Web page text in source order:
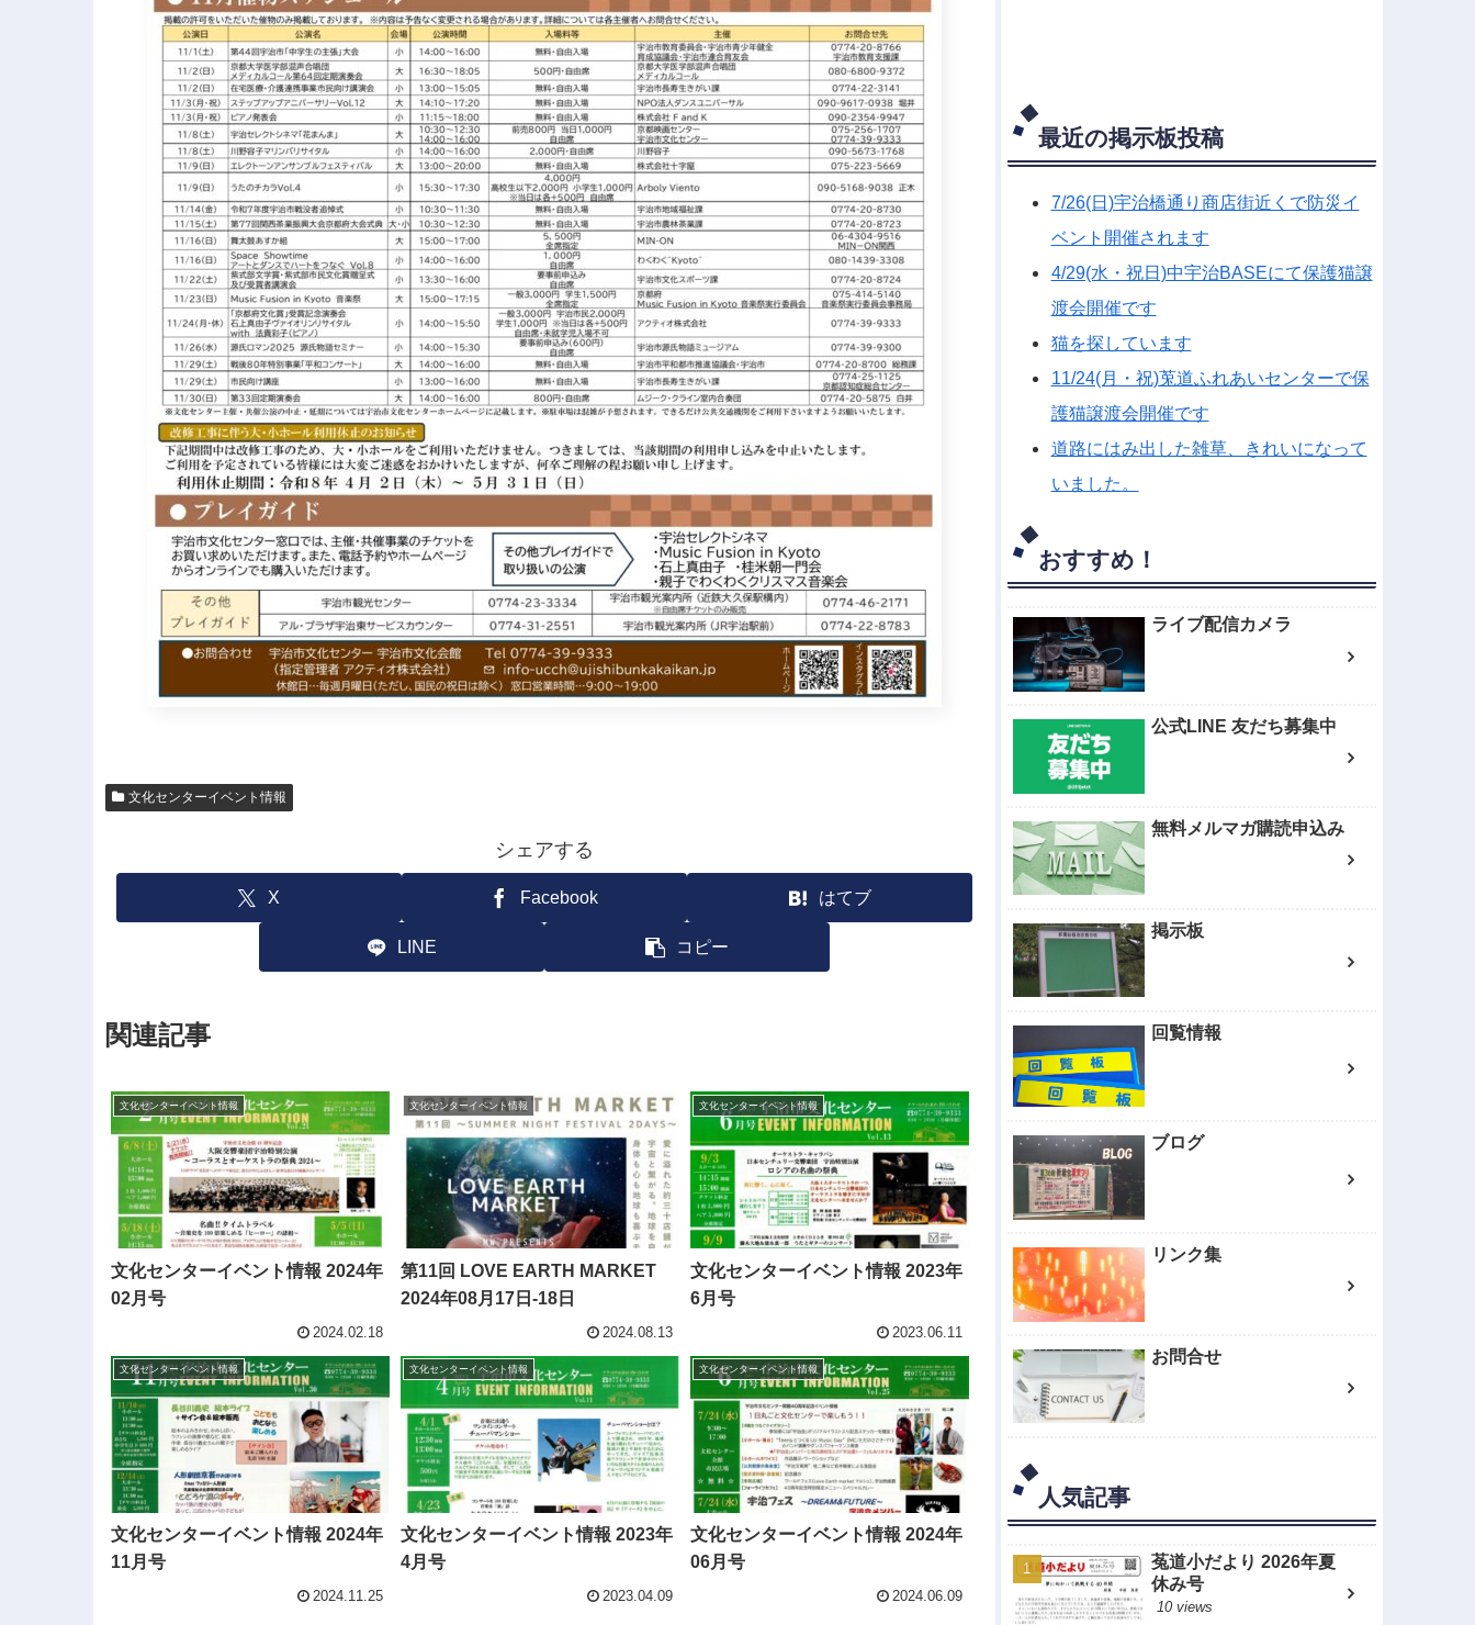
文化センターイベント情報
シェアする
X Facebook はてブ
LINE コピー
関連記事
文化センターイベント情報
文化センターイベント情報 2024年
02月号
2024.02.18
文化センターイベント情報
第11回 LOVE EARTH MARKET
2024年08月17日-18日
2024.08.13
文化センターイベント情報
文化センターイベント情報 2023年
6月号
2023.06.11
文化センターイベント情報
文化センターイベント情報 2024年
11月号
2024.11.25
文化センターイベント情報
文化センターイベント情報 2023年
4月号
2023.04.09
文化センターイベント情報
文化センターイベント情報 2024年
06月号
2024.06.09
最近の掲示板投稿
7/26(日)宇治橋通り商店街近くで防災イ
ベント開催されます
4/29(水・祝日)中宇治BASEにて保護猫譲
渡会開催です
猫を探しています
11/24(月・祝)莵道ふれあいセンターで保
護猫譲渡会開催です
道路にはみ出した雑草、きれいになって
いました。
おすすめ！
ライブ配信カメラ
公式LINE 友だち募集中
無料メルマガ購読申込み
掲示板
回覧情報
ブログ
リンク集
お問合せ
人気記事
菟道小だより 2026年夏
休み号
10 views